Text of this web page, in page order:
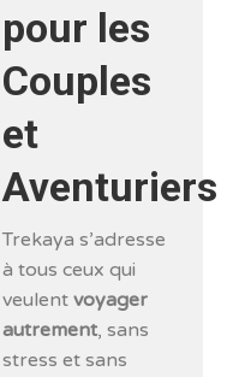
pour les
Couples
et
Aventuriers
Trekaya s’adresse
à tous ceux qui
veulentvoyager
autrement, sans
stress et sans